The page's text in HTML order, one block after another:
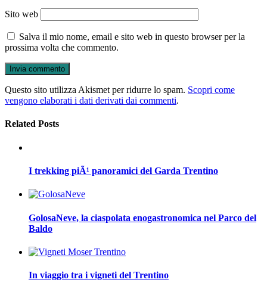
Sito web
Salva il mio nome, email e sito web in questo browser per la
prossima volta che commento.
Questo sito utilizza Akismet per ridurre lo spam. Scopri come
vengono elaborati i dati derivati dai commenti.
Related Posts
I trekking piÃ¹ panoramici del Garda Trentino
GolosaNeve, la ciaspolata enogastronomica nel Parco del
Baldo
In viaggio tra i vigneti del Trentino